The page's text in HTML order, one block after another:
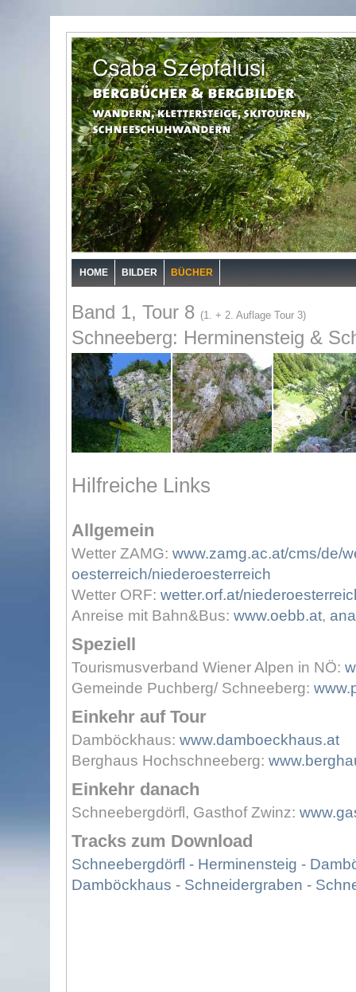
HOME BILDER BÜCHER
Band 1, Tour 8 (1. + 2. Auflage Tour 3)
Schneeberg: Herminensteig &
Hilfreiche Links
Allgemein
Wetter ZAMG: www.zamg.ac.at/cms/de/
oesterreich/niederoesterreich
Wetter ORF: wetter.orf.at/
Anreise mit Bahn&Bus: www.oebb.at,
Speziell
Tourismusverband Wiener Alpen in NÖ:
Gemeinde Puchberg/ Schneeberg:
Einkehr auf Tour
Damböckhaus: www.damboeckhaus.at
Berghaus Hochschneeberg:
Einkehr danach
Schneebergdörfl, Gasthof Zwinz:
Tracks zum Download
Schneebergdörfl - Herminensteig -
Damböckhaus - Schneidergraben -